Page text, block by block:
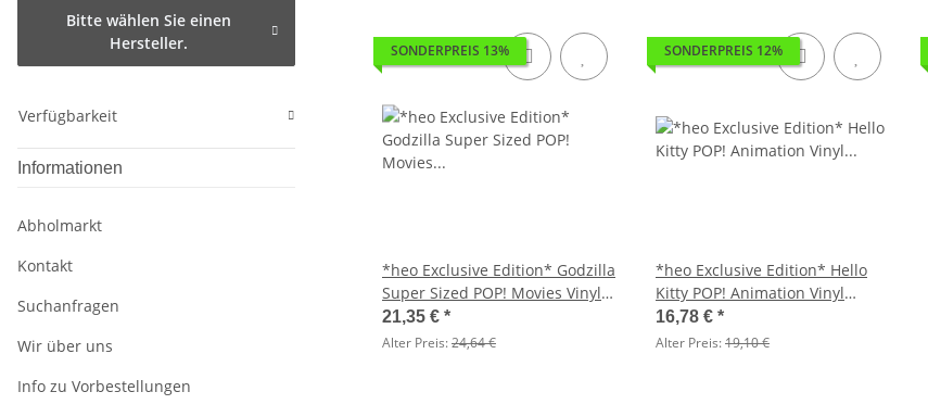
SONDERPREIS 13%
*heo Exclusive Edition* Godzilla
Super Sized POP! Movies Vinyl
Figur King Ghidora (Electric) 15
cm
21,35 € *
Alter Preis:24,64 €
SONDERPREIS 12%
*heo Exclusive Edition* Hello
Kitty POP! Animation Vinyl
Figuren Hello Kitty (Arcade
Outfit) 9 cm
16,78 € *
Alter Preis:19,10 €
Bitte wählen Sie einen
Hersteller.
Verfügbarkeit
Informationen
Abholmarkt
Kontakt
Suchanfragen
Wir über uns
Info zu Vorbestellungen